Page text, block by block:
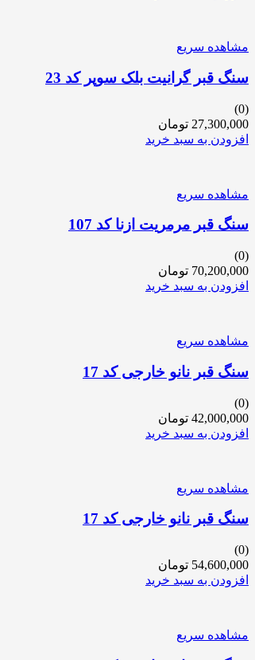
مشاهده سریع
سنگ قبر گرانیت بلک سوپر کد 23
(0)
27,300,000 تومان
افزودن به سبد خرید
مشاهده سریع
سنگ قبر مرمریت ازنا کد 107
(0)
70,200,000 تومان
افزودن به سبد خرید
مشاهده سریع
سنگ قبر نانو خارجی کد 17
(0)
42,000,000 تومان
افزودن به سبد خرید
مشاهده سریع
سنگ قبر نانو خارجی کد 17
(0)
54,600,000 تومان
افزودن به سبد خرید
مشاهده سریع